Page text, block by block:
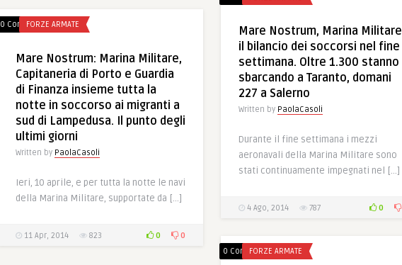
Mare Nostrum, Marina
il bilancio dei soccorsi nel fine
settimana. Oltre 1.300 stanno
sbarcando a Taranto, domani
227 a Salerno
Written by PaolaCasoli
Durante il fine settimana i mezzi
aeronavali della Marina Militare sono
stati continuamente impegnati nel […]
4 Ago, 2014 787 0
0 CommentsFORZE ARMATE
Mare Nostrum: Marina Militare,
Capitaneria di Porto e Guardia
di Finanza insieme tutta la
notte in soccorso ai migranti a
sud di Lampedusa. Il punto degli
ultimi giorni
Written by PaolaCasoli
Ieri, 10 aprile, e per tutta la notte le navi
della Marina Militare, supportate da […]
11 Apr, 2014 823 0 0
0 CommentsFORZE ARMATE